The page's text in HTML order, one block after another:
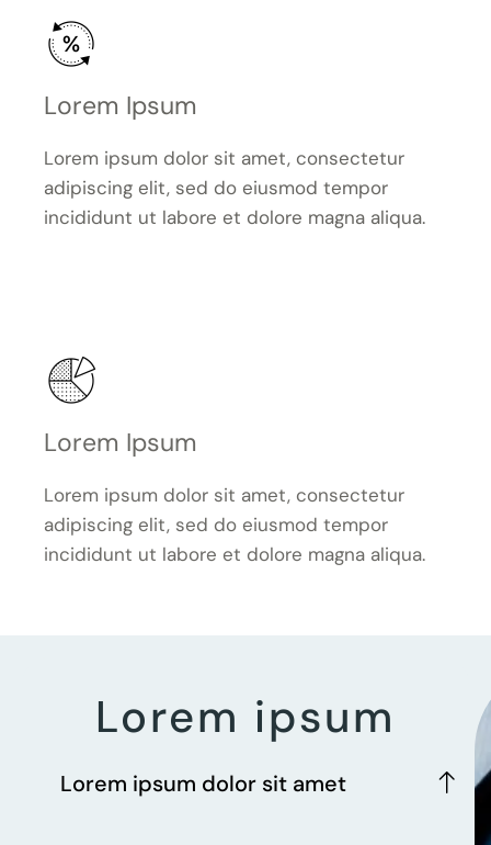
Lorem Ipsum
Lorem ipsum dolor sit amet, consectetur
adipiscing elit, sed do eiusmod tempor
incididunt ut labore et dolore magna aliqua.
Lorem Ipsum
Lorem ipsum dolor sit amet, consectetur
adipiscing elit, sed do eiusmod tempor
incididunt ut labore et dolore magna aliqua.
Lorem ipsum
Lorem ipsum dolor sit amet